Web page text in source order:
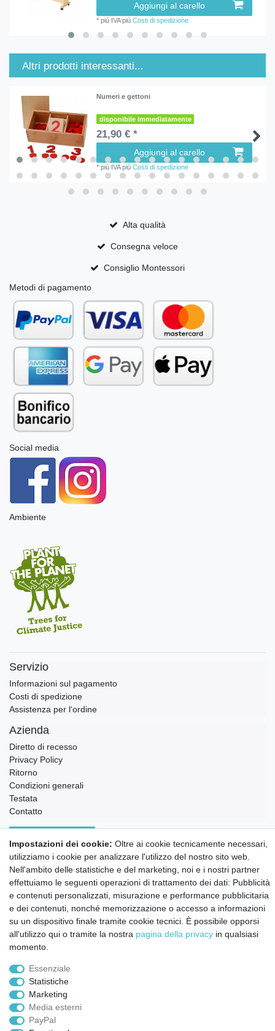
Aggiungi al carello
*più IVApiùCosti di spedizione
Altri prodotti interessanti...
Numeri e gettoni
disponibile immediatamente
21,90 € *
Aggiungi al carello
*più IVApiùCosti di spedizione
Alta qualità
Consegna veloce
Consiglio Montessori
Metodi di pagamento
Social media
Ambiente
Servizio
Informazioni sul pagamento
Costi di spedizione
Assistenza per l‘ordine
Azienda
Diretto di recesso
Privacy Policy
Ritorno
Condizioni generali
Testata
Contatto
Notizie sui materiali Montessori e sull'educazione
Montessori.
Informazioni settimanali gratuite
. Il mio accordo può essere revocato
in qualsiasi momento.
Impostazioni dei cookie: Oltre ai cookie tecnicamente necessari,
utilizziamo i cookie per analizzare l'utilizzo del nostro sito web.
Nell'ambito delle statistiche e del marketing, noi e i nostri partner
effettuiamo le seguenti operazioni di trattamento dei dati: Pubblicità
e contenuti personalizzati, misurazione e performance pubblicitaria
e dei contenuti, nonché memorizzazione o accesso a informazioni
su un dispositivo finale tramite cookie tecnici. È possibile opporsi
all'utilizzo qui o tramite la nostra pagina della privacy in qualsiasi
momento.
Essenziale
Statistiche
Marketing
Media esterni
PayPal